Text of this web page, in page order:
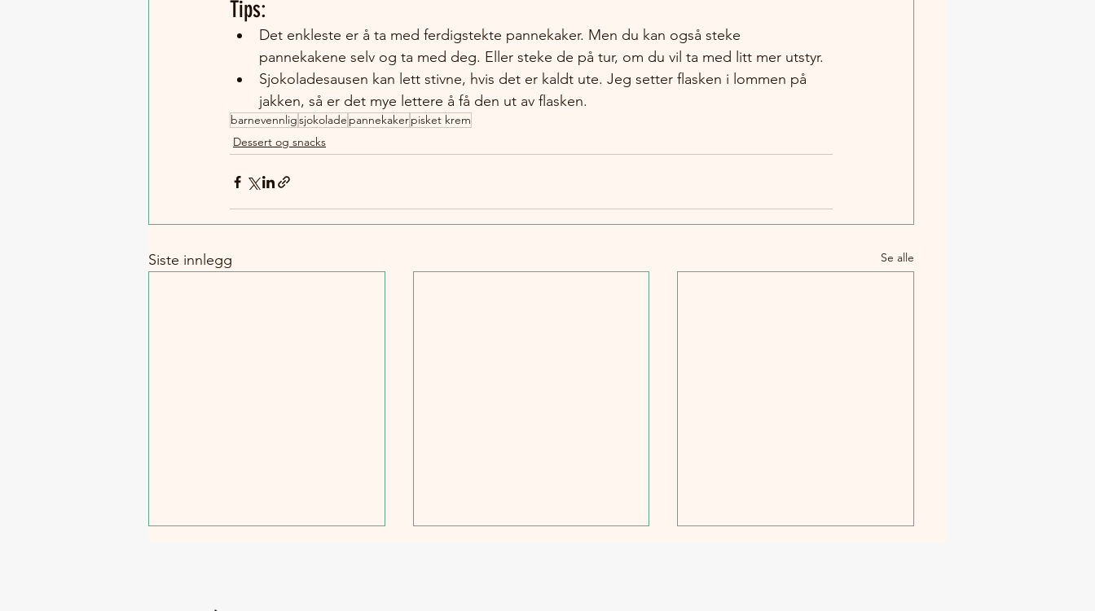
Tips:
Det enkleste er å ta med ferdigstekte pannekaker. Men du kan også steke
pannekakene selv og ta med deg. Eller steke de på tur, om du vil ta med litt mer utstyr.
Sjokoladesausen kan lett stivne, hvis det er kaldt ute. Jeg setter flasken i lommen på
jakken, så er det mye lettere å få den ut av flasken.
barnevennligsjokolade pannekakerpisket krem
Dessert og snacks
Siste innlegg Se alle